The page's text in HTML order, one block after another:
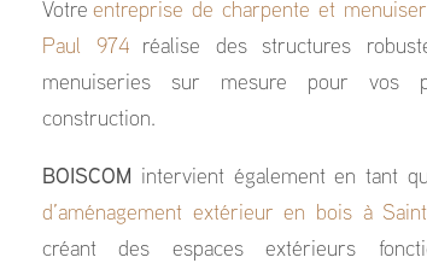
Votre entreprise de charpente et
Paul 974 réalise des structures
menuiseries sur mesure pour vos
construction.
BOISCOM intervient également en tant
d’aménagement extérieur en bois à
créant des espaces extérieurs